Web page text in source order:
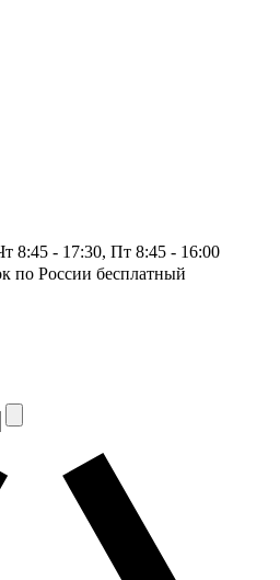
8:45 - 17:30, Пт 8:45 - 16:00
по России бесплатный